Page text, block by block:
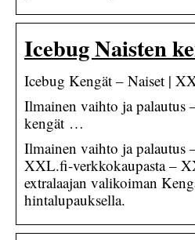
Icebug Naisten
Icebug Kengät – Naiset |
Ilmainen vaihto ja palautus
kengät …
Ilmainen vaihto ja palautus
XXL.fi-verkkokaupasta –
extralaajan valikoiman
hintalupauksella.